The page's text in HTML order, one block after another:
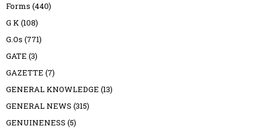
Forms (440)
G K(108)
G.Os (771)
GATE (3)
GAZETTE (7)
GENERAL KNOWLEDGE (13)
GENERAL NEWS (315)
GENUINENESS (5)